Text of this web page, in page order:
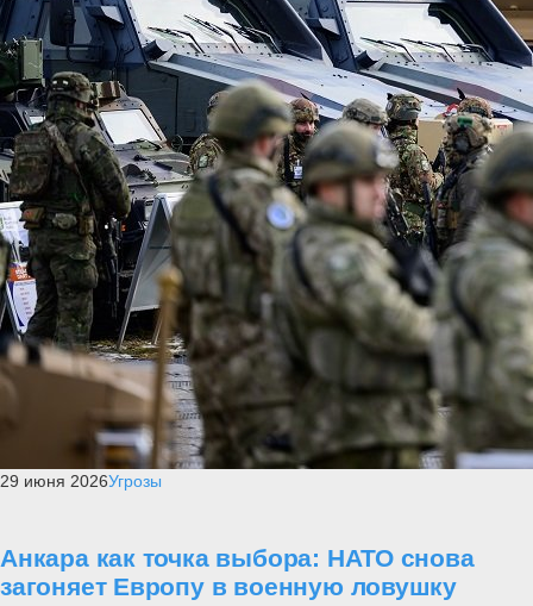
29 июня 2026Угрозы
Анкара как точка выбора: НАТО снова
загоняет Европу в военную ловушку